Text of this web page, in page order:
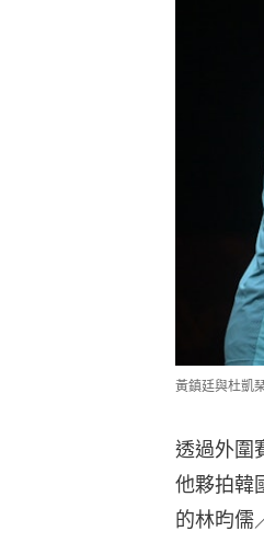
黃鎮廷與杜凱
透過外圍
他夥拍韓
的林昀儒